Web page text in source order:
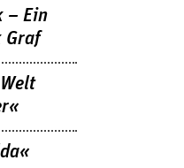
– Ein
Graf